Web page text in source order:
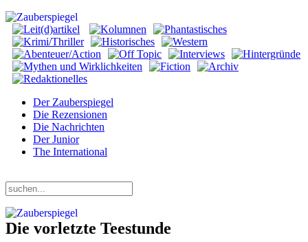
Der Zauberspiegel
Die Rezensionen
Die Nachrichten
Der Junior
The International
Die vorletzte Teestunde